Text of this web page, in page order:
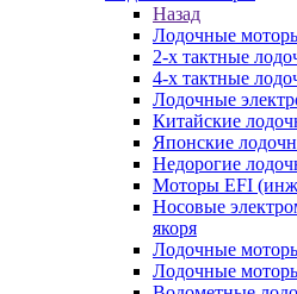
Назад
Лодочные
2-х тактные
4-х тактные
Лодочные
Китайские
Японские
Недорогие
Моторы EFI
Носовые
якоря
Лодочные
Лодочные